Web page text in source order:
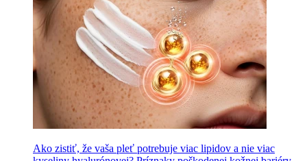
Ako zistiť, že vaša pleť potrebuje viac lipidov a nie viac